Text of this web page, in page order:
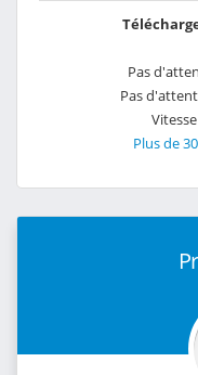
Pas
Pas
Plus de